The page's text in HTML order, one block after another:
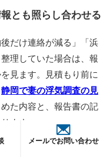
とも照らし合わせる
だけ連絡が減る」「浜
理していた場合は、報
見ます。見積もり前に
静岡で妻の浮気調査の見
た内容と、報告書の記
ます。
た違和感が、実際の行
メールでお問い合わせ